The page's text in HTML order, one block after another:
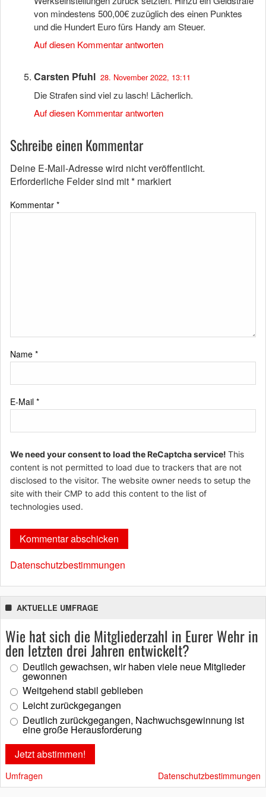
von mindestens 500,00€ zuzüglich des einen Punktes
und die Hundert Euro fürs Handy am Steuer.
Auf diesen Kommentar antworten
Carsten Pfuhl 28. November 2022, 13:11
Die Strafen sind viel zu lasch! Lächerlich.
Auf diesen Kommentar antworten
Schreibe einen Kommentar
Deine E-Mail-Adresse wird nicht veröffentlicht.
Erforderliche Felder sind mit* markiert
Kommentar *
Name *
E-Mail *
We need your consent to load the ReCaptcha service! This
content is not permitted to load due to trackers that are not
disclosed to the visitor. The website owner needs to setup the
site with their CMP to add this content to the list of
technologies used.
Datenschutzbestimmungen
AKTUELLE UMFRAGE
Wie hat sich die Mitgliederzahl in Eurer Wehr in
den letzten drei Jahren entwickelt?
Deutlich gewachsen, wir haben viele neue Mitglieder
gewonnen
Weitgehend stabil geblieben
Leicht zurückgegangen
Deutlich zurückgegangen, Nachwuchsgewinnung ist
eine große Herausforderung
Umfragen Datenschutzbestimmungen